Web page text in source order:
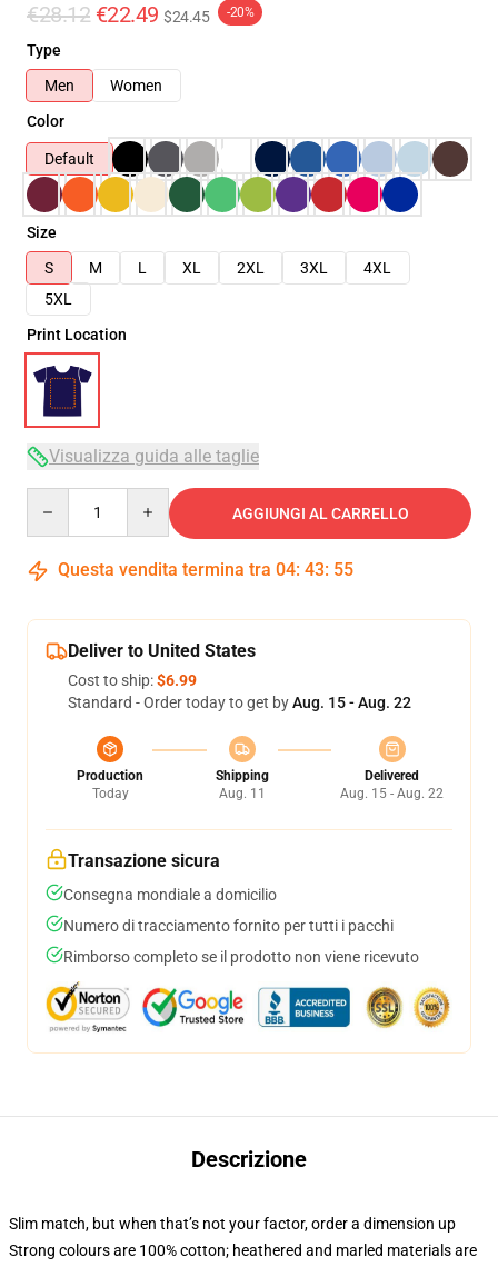
€28.12 €22.49 $24.45 -20%
Type
Men
Women
Color
Default
Size
S
M L XL 2XL 3XL
4XL
5XL
Print Location
Visualizza guida alle taglie
AGGIUNGI AL CARRELLO
Questa vendita termina tra 04: 43: 54
Deliver to United States
Cost to ship:$6.99
Standard - Order today to get byAug. 15 - Aug. 22
Production
Today
Shipping
Aug. 11
Delivered
Aug. 15 - Aug. 22
Transazione sicura
Consegna mondiale a domicilio
Numero di tracciamento fornito per tutti i pacchi
Rimborso completo se il prodotto non viene ricevuto
Descrizione
Slim match, but when that’s not your factor, order a dimension up
Strong colours are 100% cotton; heathered and marled materials are